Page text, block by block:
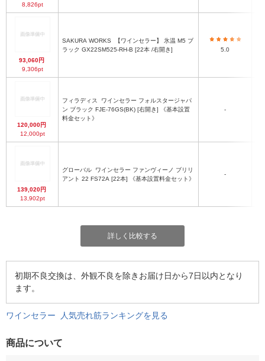
8,826pt
93,060円
9,306pt
SAKURA WORKS
ラック GX22SM525-RH-B [22本 /右開き]
5.0
120,000円
12,000pt
フィラディス
ン ブラック FJE-76GS(BK) [右開き] 《基本設置
料金セット》
-
139,020円
13,902pt
グローバル
アント 22 FS72A [22本] 《基本設置料金セット》
-
詳しく比較する
初期不良交換は、外観不良を除きお届け日から7日以内となり
ます。
ワインセラー 人気売れ筋ランキングを見る
商品について